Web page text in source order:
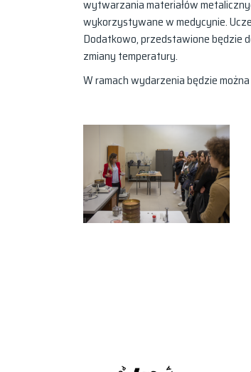
wytwarzania materiałów
wykorzystywane w medycynie.
Dodatkowo, przedstawione będzie
zmiany temperatury.
W ramach wydarzenia będzie